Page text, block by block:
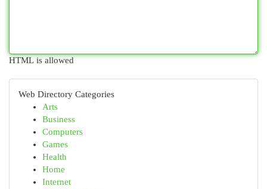
HTML is allowed
Web Directory Categories
Arts
Business
Computers
Games
Health
Home
Internet